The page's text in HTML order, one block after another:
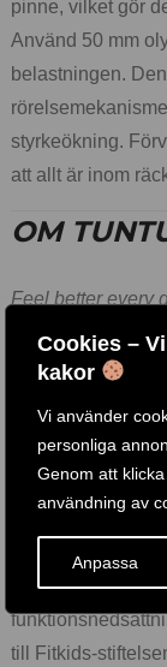
Cookies –
kakor
Vi använder
personliga
Genom att
användning av
Anpassa
pinne, vilket gör
Använd 50 mm
belastningen.
styrkeökning.
att allt är inom
OM
Feel better every
grundades i
cykelverkstad.
balanserad
vårt utbud med
Har du frågor?
Vi tror att alla
till Fitkids-